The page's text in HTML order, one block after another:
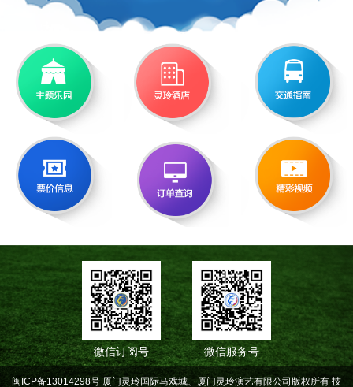
微信订阅号 微信服务号
闽ICP备13014298号 厦门灵玲国际马戏城、厦门灵玲演艺有限公司版权所有 技